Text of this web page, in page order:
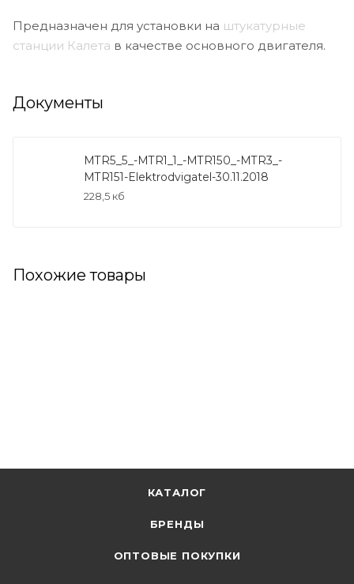
Статор шнека D 6-3
TWINGO
Трубка расходомера
Предназначен для установки на штукатурные
станции Калета в качестве основного двигателя.
Документы
MTR5_5_-MTR1_1_-MTR150_-MTR3_-
MTR151-Elektrodvigatel-30.11.2018
228,5 кб
Похожие товары
КАТАЛОГ
БРЕНДЫ
ОПТОВЫЕ ПОКУПКИ